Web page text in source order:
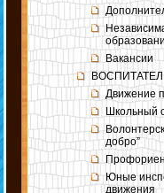
Вакансии
Движение
Школьный
добро”
Юные
движения